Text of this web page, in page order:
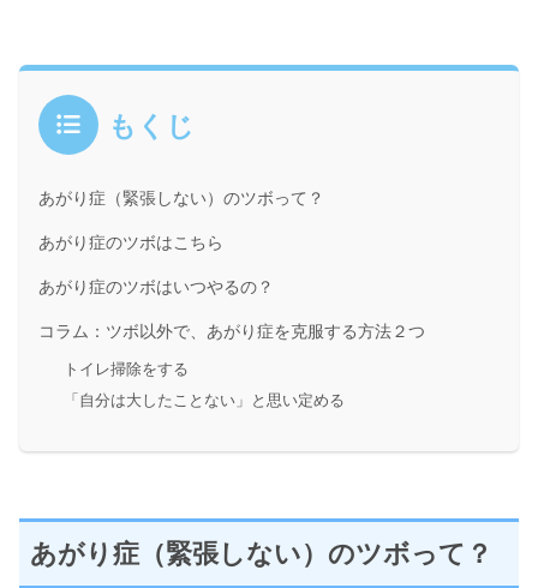
もくじ
あがり症（緊張しない）のツボって？
あがり症のツボはこちら
あがり症のツボはいつやるの？
コラム：ツボ以外で、あがり症を克服する方法２つ
トイレ掃除をする
「自分は大したことない」と思い定める
あがり症（緊張しない）のツボって？